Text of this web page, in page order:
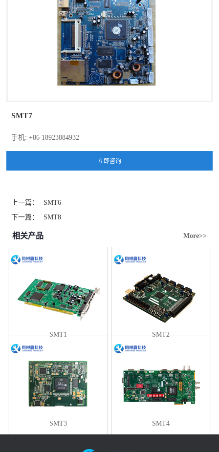
SMT7
手机: +86 18923884932
上一篇：
SMT6
下一篇：
SMT8
相关产品 More>>
SMT1 SMT2
SMT3 SMT4